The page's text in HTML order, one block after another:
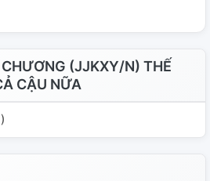
CHƯƠNG (JJKXY/N) THẾ
CẬU NỮA